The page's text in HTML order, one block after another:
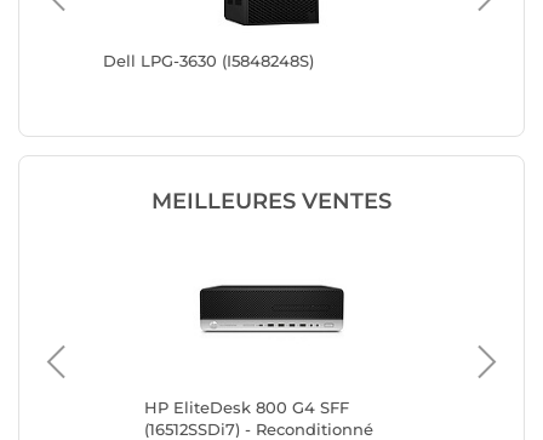
Dell LPG-3630 (I5848248S)
MEILLEURES VENTES
HP EliteDesk 800 G4 SFF
(16512SSDi7) - Reconditionné